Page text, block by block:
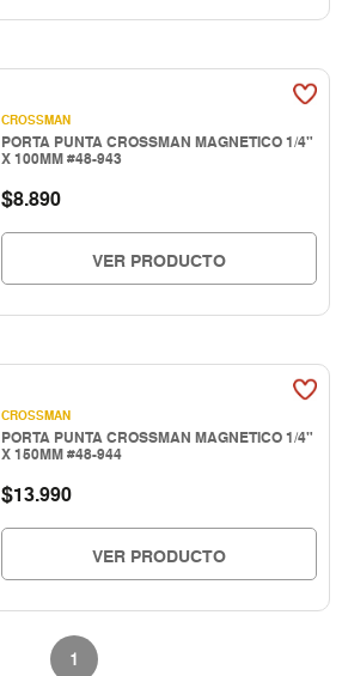
CROSSMAN
PORTA PUNTA CROSSMAN MAGNETICO 1/4"
X 100MM #48-943
$8.890
VER PRODUCTO
CROSSMAN
PORTA PUNTA CROSSMAN MAGNETICO 1/4"
X 150MM #48-944
$13.990
VER PRODUCTO
1